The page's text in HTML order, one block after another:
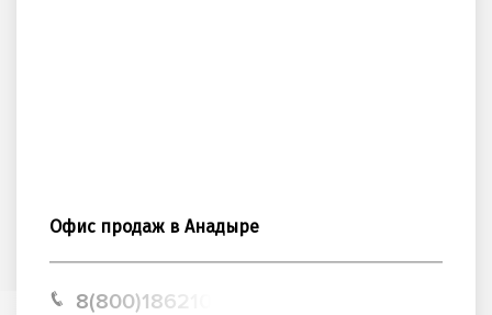
Офис продаж в Анадыре
8(800)1862102